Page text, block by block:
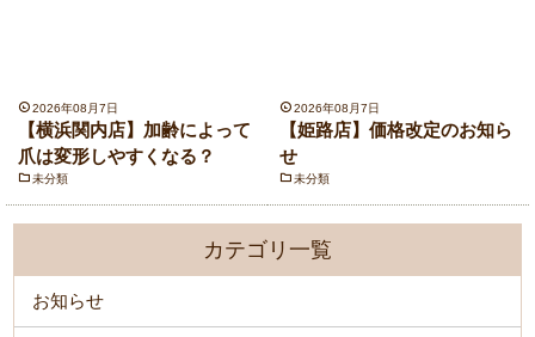
2026年08月7日
【横浜関内店】加齢によって
爪は変形しやすくなる？
未分類
2026年08月7日
【姫路店】価格改定のお知ら
せ
未分類
カテゴリ一覧
お知らせ